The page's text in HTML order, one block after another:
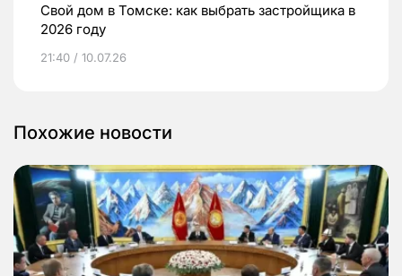
Свой дом в Томске: как выбрать застройщика в
2026 году
21:40 / 10.07.26
Похожие новости